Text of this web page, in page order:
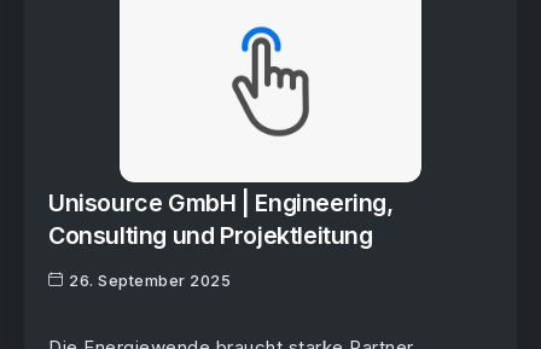
Unisource GmbH | Engineering,
Consulting und Projektleitung
26. September 2025